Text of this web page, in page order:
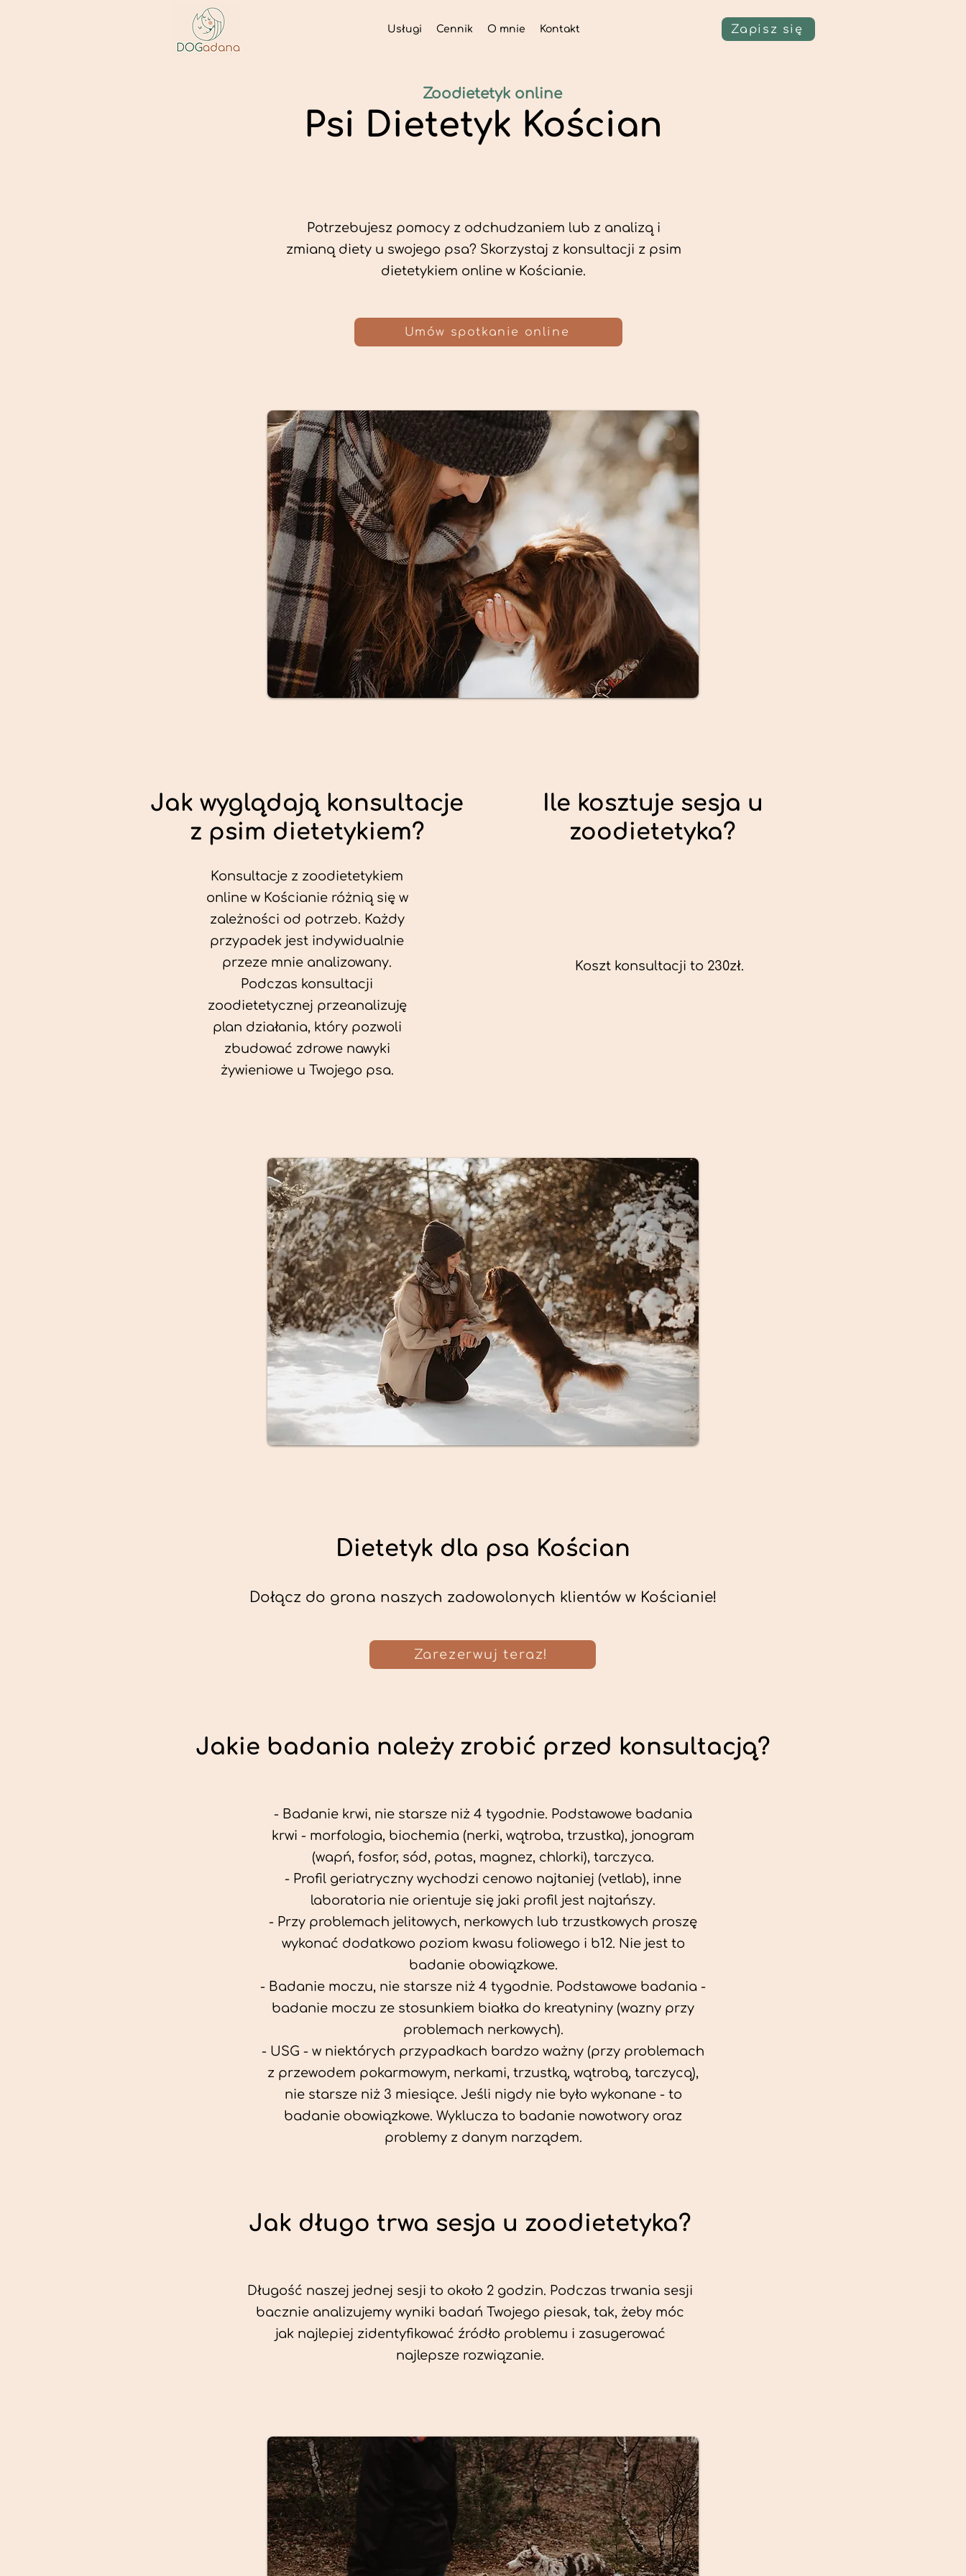
Usługi Cennik O mnie Kontakt Zapisz się
Psi Dietetyk Kościan
Potrzebujesz pomocy z odchudzaniem lub z analizą i
zmianą diety u swojego psa? Skorzystaj z konsultacji z psim
dietetykiem online w Kościanie.
Zoodietetyk online
Umów spotkanie online
Jak wyglądają konsultacje
z psim dietetykiem?
Konsultacje z zoodietetykiem
online w Kościanie różnią się w
zależności od potrzeb. Każdy
przypadek jest indywidualnie
przeze mnie analizowany.
Podczas konsultacji
zoodietetycznej przeanalizuję
plan działania, który pozwoli
zbudować zdrowe nawyki
żywieniowe u Twojego psa.
Ile kosztuje sesja u
zoodietetyka?
Koszt konsultacji to 230zł.
Dietetyk dla psa Kościan
Dołącz do grona naszych zadowolonych klientów w Kościanie!
Zarezerwuj teraz!
Jakie badania należy zrobić przed konsultacją?
- Badanie krwi, nie starsze niż 4 tygodnie. Podstawowe badania
krwi - morfologia, biochemia (nerki, wątroba, trzustka), jonogram
(wapń, fosfor, sód, potas, magnez, chlorki), tarczyca.
- Profil geriatryczny wychodzi cenowo najtaniej (vetlab), inne
laboratoria nie orientuje się jaki profil jest najtańszy.
- Przy problemach jelitowych, nerkowych lub trzustkowych proszę
wykonać dodatkowo poziom kwasu foliowego i b12. Nie jest to
badanie obowiązkowe.
- Badanie moczu, nie starsze niż 4 tygodnie. Podstawowe badania -
badanie moczu ze stosunkiem białka do kreatyniny (wazny przy
problemach nerkowych).
- USG - w niektórych przypadkach bardzo ważny (przy problemach
z przewodem pokarmowym, nerkami, trzustką, wątrobą, tarczycą),
nie starsze niż 3 miesiące. Jeśli nigdy nie było wykonane - to
badanie obowiązkowe. Wyklucza to badanie nowotwory oraz
problemy z danym narządem.
Jak długo trwa sesja u zoodietetyka?
Długość naszej jednej sesji to około 2 godzin. Podczas trwania sesji
bacznie analizujemy wyniki badań Twojego piesak, tak, żeby móc
jak najlepiej zidentyfikować źródło problemu i zasugerować
najlepsze rozwiązanie.